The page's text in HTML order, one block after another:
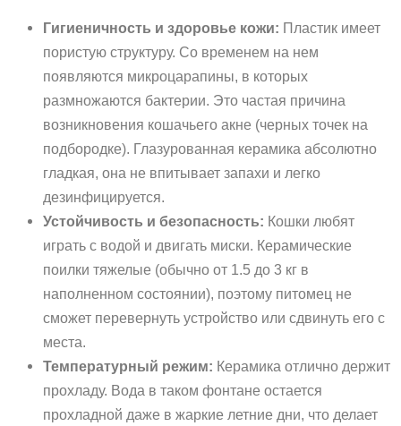
Гигиеничность и здоровье кожи: Пластик имеет
пористую структуру. Со временем на нем
появляются микроцарапины, в которых
размножаются бактерии. Это частая причина
возникновения кошачьего акне (черных точек на
подбородке). Глазурованная керамика абсолютно
гладкая, она не впитывает запахи и легко
дезинфицируется.
Устойчивость и безопасность: Кошки любят
играть с водой и двигать миски. Керамические
поилки тяжелые (обычно от 1.5 до 3 кг в
наполненном состоянии), поэтому питомец не
сможет перевернуть устройство или сдвинуть его с
места.
Температурный режим: Керамика отлично держит
прохладу. Вода в таком фонтане остается
прохладной даже в жаркие летние дни, что делает